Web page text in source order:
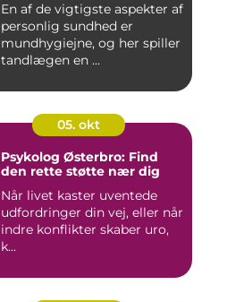
En af de vigtigste aspekter af
personlig sundhed er
mundhygiejne, og her spiller
tandlægen en ...
05. okt
Psykolog Østerbro: Find
den rette støtte nær dig
Når livet kaster uventede
udfordringer din vej, eller når
indre konflikter skaber uro,
k...